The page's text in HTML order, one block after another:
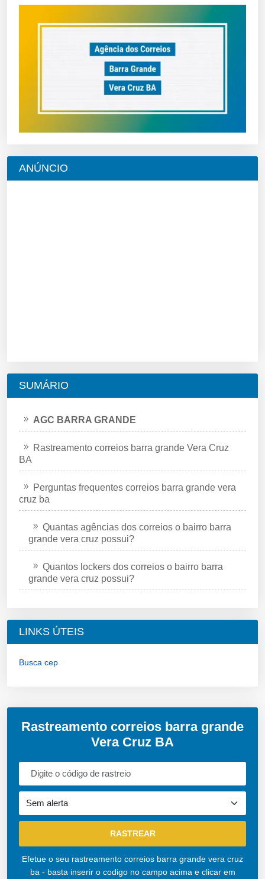
ANÚNCIO
SUMÁRIO
AGC BARRA GRANDE
Rastreamento correios barra grande Vera Cruz
BA
Perguntas frequentes correios barra grande vera
cruz ba
Quantas agências dos correios o bairro barra
grande vera cruz possui?
Quantos lockers dos correios o bairro barra
grande vera cruz possui?
LINKS ÚTEIS
Busca cep
Rastreamento correios barra grande
Vera Cruz BA
Efetue o seu rastreamento correios barra grande vera cruz
ba - basta inserir o codigo no campo acima e clicar em